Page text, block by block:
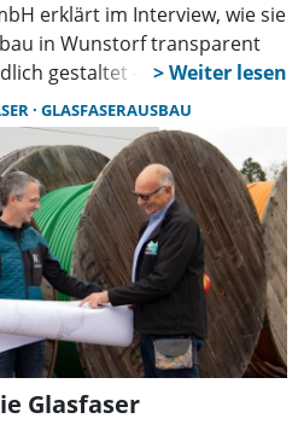
erklärt im Interview, wie sie
in Wunstorf transparent
gestaltet – von
über seriöse Beratung
Hausanschlüssen
GLASFASERAUSBAU
Glasfaser